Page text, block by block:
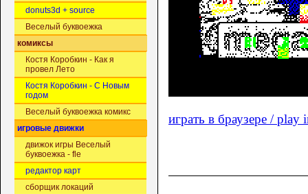
donuts3d + source
Веселый буквоежка
комиксы
Костя Коробкин - Как я
провел Лето
Костя Коробкин - С Новым
годом
Веселый буквоежка комикс
игровые движки
движок игры Веселый
буквоежка - fle
редактор карт
сборщик локаций
играть в браузере / play